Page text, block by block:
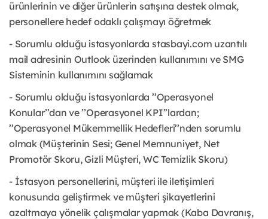
ürünlerinin ve diğer ürünlerin satışına destek olmak,
personellere hedef odaklı çalışmayı öğretmek
- Sorumlu olduğu istasyonlarda stasbayi.com uzantılı
mail adresinin Outlook üzerinden kullanımını ve SMG
Sisteminin kullanımını sağlamak
- Sorumlu olduğu istasyonlarda ’’Operasyonel
Konular’’dan ve ’’Operasyonel KPI’’lardan;
’’Operasyonel Mükemmellik Hedefleri’’nden sorumlu
olmak (Müşterinin Sesi; Genel Memnuniyet, Net
Promotör Skoru, Gizli Müşteri, WC Temizlik Skoru)
- İstasyon personellerini, müşteri ile iletişimleri
konusunda geliştirmek ve müşteri şikayetlerini
azaltmaya yönelik çalışmalar yapmak (Kaba Davranış,